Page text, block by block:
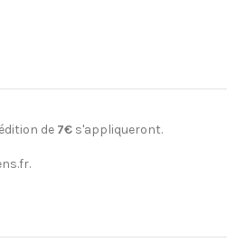
de 7€ s'appliqueront.
.